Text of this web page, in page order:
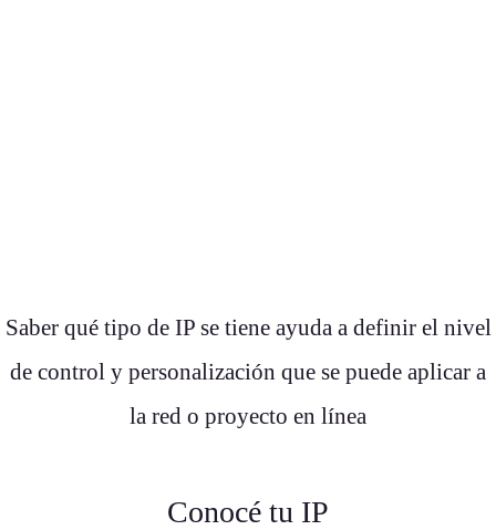
Saber qué tipo de IP se tiene ayuda a definir el nivel
de control y personalización que se puede aplicar a
la red o proyecto en línea
Conocé tu IP